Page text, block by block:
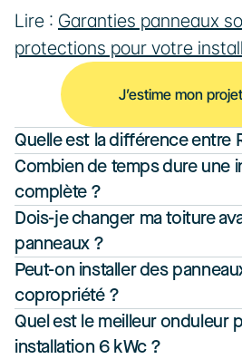
Lire : Garanties panneaux
protections pour votre
J’estime mon
Quelle est la différence entre
Combien de temps dure une
complète ?
Dois-je changer ma toiture
panneaux ?
Peut-on installer des
copropriété ?
Quel est le meilleur onduleur
installation 6 kWc ?